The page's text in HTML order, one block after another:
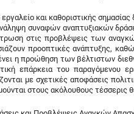
εργαλείο και καθοριστικής
συναφών αναπτυξιακών
στις προβλέψεις των
προοπτικές ανάπτυξης,
η προώθηση των βέλτιστων
επάρκεια του παραγόμενου
με σχετικές αποφάσεις
στους ακόλουθους τέσσερις